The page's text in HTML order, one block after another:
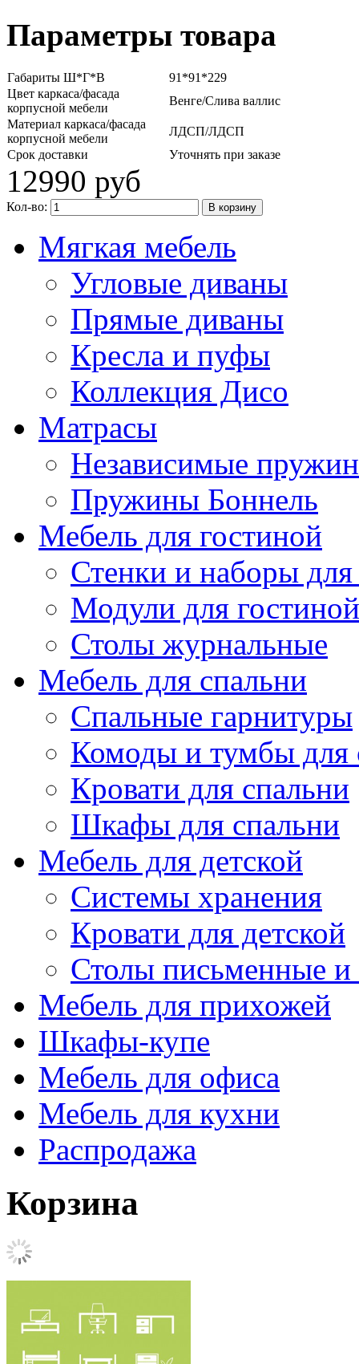
Параметры товара
Габариты Ш*Г*В
91*91*229
Цвет каркаса/фасада
корпусной мебели
Венге/Слива валлис
Материал каркаса/фасада
корпусной мебели
ЛДСП/ЛДСП
Срок доставки
Уточнять при заказе
12990 руб
Кол-во:
Мягкая мебель
Угловые диваны
Прямые диваны
Кресла и пуфы
Коллекция Дисо
Матрасы
Независимые
Пружины Боннель
Мебель для гостиной
Стенки и наборы для
Модули для гостиной
Столы журнальные
Мебель для спальни
Спальные гарнитуры
Комоды и тумбы для
Кровати для спальни
Шкафы для спальни
Мебель для детской
Системы хранения
Кровати для детской
Столы письменные
Мебель для прихожей
Шкафы-купе
Мебель для офиса
Мебель для кухни
Распродажа
Корзина